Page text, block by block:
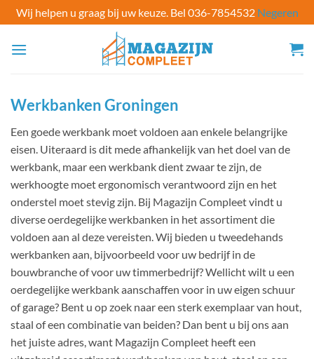
Wij helpen u graag bij uw keuze. Bel 036-7854532 Negeren
naar
Werkbanken Groningen
Een goede werkbank moet voldoen aan enkele belangrijke
eisen. Uiteraard is dit mede afhankelijk van het doel van de
werkbank, maar een werkbank dient zwaar te zijn, de
werkhoogte moet ergonomisch verantwoord zijn en het
onderstel moet stevig zijn. Bij Magazijn Compleet vindt u
diverse oerdegelijke werkbanken in het assortiment die
voldoen aan al deze vereisten. Wij bieden u tweedehands
werkbanken aan, bijvoorbeeld voor uw bedrijf in de
bouwbranche of voor uw timmerbedrijf? Wellicht wilt u een
oerdegelijke werkbank aanschaffen voor in uw eigen schuur
of garage? Bent u op zoek naar een sterk exemplaar van hout,
staal of een combinatie van beiden? Dan bent u bij ons aan
het juiste adres, want Magazijn Compleet heeft een